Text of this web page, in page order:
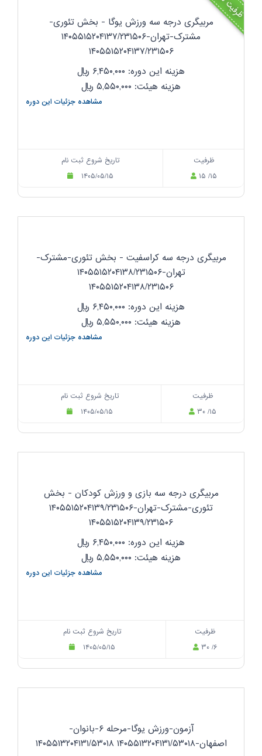
مربیگری درجه سه ورزش یوگا - بخش تئوری-
مشترک-تهران-۱۴۰۵۵۱۵۲۰۴۱۳۷/۲۳۱۵۰۶
۱۴۰۵۵۱۵۲۰۴۱۳۷/۲۳۱۵۰۶
هزینه این دوره: ۶,۴۵۰,۰۰۰
ریال
هزینه هیئت: ۵,۵۵۰,۰۰۰
ریال
مشاهده جزئیات این دوره
تاریخ شروع ثبت نام
۱۴۰۵/۰۵/۱۵
ظرفیت
۱۵ /۱۵
مربیگری درجه سه کراسفیت - بخش تئوری-مشترک-
تهران-۱۴۰۵۵۱۵۲۰۴۱۳۸/۲۳۱۵۰۶
۱۴۰۵۵۱۵۲۰۴۱۳۸/۲۳۱۵۰۶
هزینه این دوره: ۶,۴۵۰,۰۰۰
ریال
هزینه هیئت: ۵,۵۵۰,۰۰۰
ریال
مشاهده جزئیات این دوره
تاریخ شروع ثبت نام
۱۴۰۵/۰۵/۱۵
ظرفیت
۳۰ /۱۵
مربیگری درجه سه بازی و ورزش کودکان - بخش
تئوری-مشترک-تهران-۱۴۰۵۵۱۵۲۰۴۱۳۹/۲۳۱۵۰۶
۱۴۰۵۵۱۵۲۰۴۱۳۹/۲۳۱۵۰۶
هزینه این دوره: ۶,۴۵۰,۰۰۰
ریال
هزینه هیئت: ۵,۵۵۰,۰۰۰
ریال
مشاهده جزئیات این دوره
تاریخ شروع ثبت نام
۱۴۰۵/۰۵/۱۵
ظرفیت
۳۰ /۶
آزمون-ورزش یوگا-مرحله ۶-بانوان-
اصفهان-۱۴۰۵۵۱۳۲۰۴۱۳۱/۵۳۰۱۸ ۱۴۰۵۵۱۳۲۰۴۱۳۱/۵۳۰۱۸